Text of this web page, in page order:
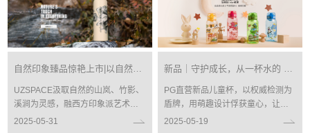
UZSPACE汲取自然的山岚、竹影、
溪涧为灵感，融西方印象派艺术与
东方水墨美学于一体，淬炼出「自
2025-05-31
PG直营新品儿童杯，以权威检测为
盾牌，用萌趣设计俘获童心，让每
一口饮水都安全无忧，让每一次成
2025-05-19